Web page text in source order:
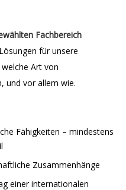
Fachbereich
für unsere
Art von
und vor allem wie.
Fähigkeiten – mindestens
Zusammenhänge
einer internationalen